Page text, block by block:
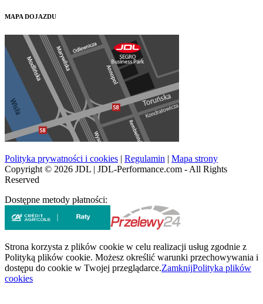
MAPA DOJAZDU
Polityka prywatności i cookies | Regulamin | Mapa strony
Copyright © 2026 JDL | JDL-Performance.com - All Rights
Reserved
Dostępne metody płatności:
Strona korzysta z plików cookie w celu realizacji usług zgodnie z
Polityką plików cookie. Możesz określić warunki przechowywania i
dostępu do cookie w Twojej przeglądarce.ZamknijPolityka plików
cookies